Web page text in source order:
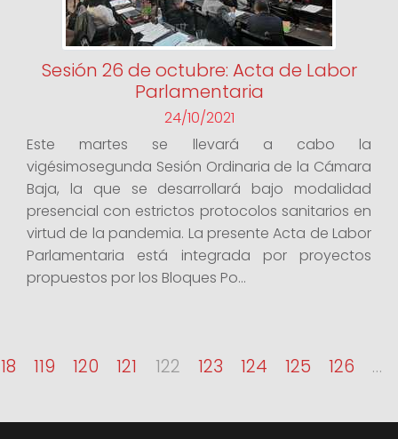
Sesión 26 de octubre: Acta de Labor
Parlamentaria
24/10/2021
Este martes se llevará a cabo la
vigésimosegunda Sesión Ordinaria de la Cámara
Baja, la que se desarrollará bajo modalidad
presencial con estrictos protocolos sanitarios en
virtud de la pandemia. La presente Acta de Labor
Parlamentaria está integrada por proyectos
propuestos por los Bloques Po...
119 120 121 122 123 124 125 126 …